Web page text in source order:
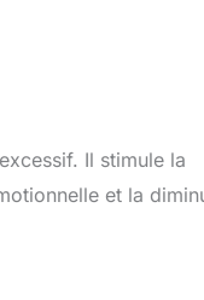
Il stimule la
et la